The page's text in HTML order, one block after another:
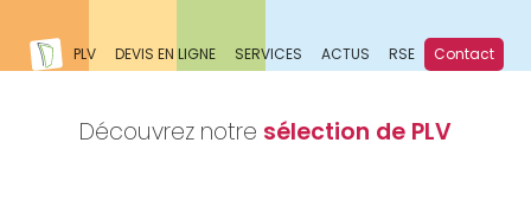
PLV DEVIS EN LIGNE SERVICES ACTUS RSE Contact
Découvrez notre sélection de PLV